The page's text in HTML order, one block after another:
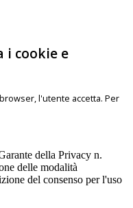
i cookie e
l'utente accetta. Per
della Privacy n.
delle modalità
del consenso per l'uso